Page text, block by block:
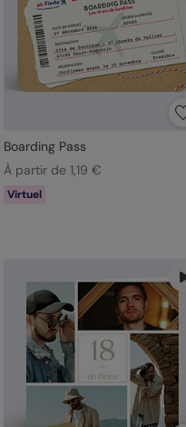
Boarding Pass
À partir de 1,19 €
Virtuel